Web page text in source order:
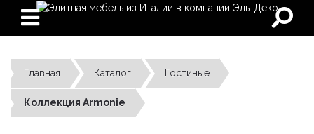
Главная Каталог Гостиные
Коллекция Armonie